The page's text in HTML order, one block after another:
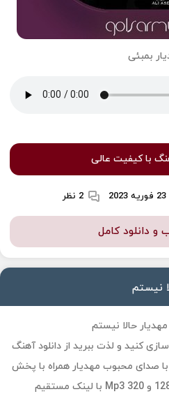
بمبئی
با کیفیت عالی
23 فوریه 2023 2 نظر
و دانلود کامل
نیستم
حالا نیستم
کنید و لذت ببرید از دانلود آهنگ
با صدای محبوب مهدیار همراه با پخش